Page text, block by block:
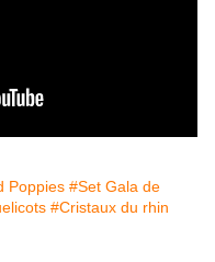
Poppies #Set Gala de
#Cristaux du rhin